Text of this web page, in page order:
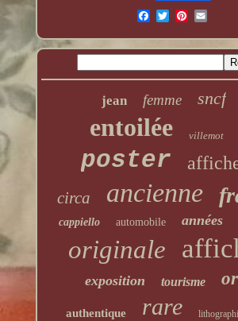
jean femme sncf
entoilée villemot
poster
circa ancienne
cappiello automobile années
originale
exposition tourisme
authentique rare